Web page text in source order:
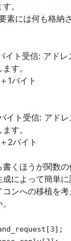
。
素には何も格納
イト受信: アド
す。
1バイト
イト受信: アド
す。
2バイト
書くほうが関数
成によって簡単
コンへの移植を